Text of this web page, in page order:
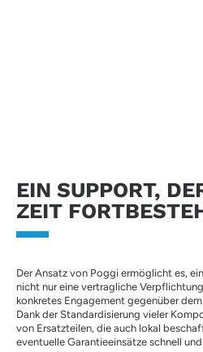
EIN SUPPORT,
ZEIT
Der Ansatz von Poggi ermöglicht es,
nicht nur eine vertragliche
konkretes Engagement gegenüber
Dank der Standardisierung vieler
von Ersatzteilen, die auch lokal
eventuelle Garantieeinsätze schnell